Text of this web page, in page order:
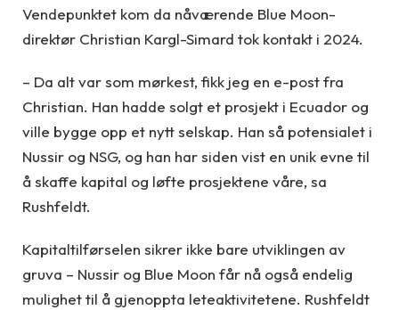
Vendepunktet kom da nåværende Blue Moon-
direktør Christian Kargl-Simard tok kontakt i 2024.
– Da alt var som mørkest, fikk jeg en e-post fra
Christian. Han hadde solgt et prosjekt i Ecuador og
ville bygge opp et nytt selskap. Han så potensialet i
Nussir og NSG, og han har siden vist en unik evne til
å skaffe kapital og løfte prosjektene våre, sa
Rushfeldt.
Kapitaltilførselen sikrer ikke bare utviklingen av
gruva – Nussir og Blue Moon får nå også endelig
mulighet til å gjenoppta leteaktivitetene. Rushfeldt